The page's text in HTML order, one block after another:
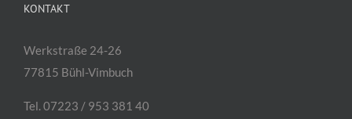
KONTAKT
Werkstraße 24-26
77815 Bühl-Vimbuch
Tel. 07223 / 953 381 40